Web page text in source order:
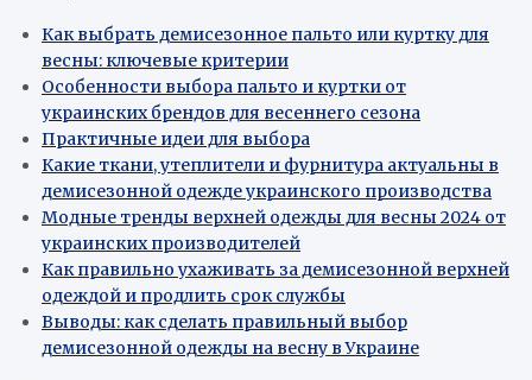
Как выбрать демисезонное пальто или куртку для
весны: ключевые критерии
Особенности выбора пальто и куртки от
украинских брендов для весеннего сезона
Практичные идеи для выбора
Какие ткани, утеплители и фурнитура актуальны в
демисезонной одежде украинского производства
Модные тренды верхней одежды для весны 2024 от
украинских производителей
Как правильно ухаживать за демисезонной верхней
одеждой и продлить срок службы
Выводы: как сделать правильный выбор
демисезонной одежды на весну в Украине